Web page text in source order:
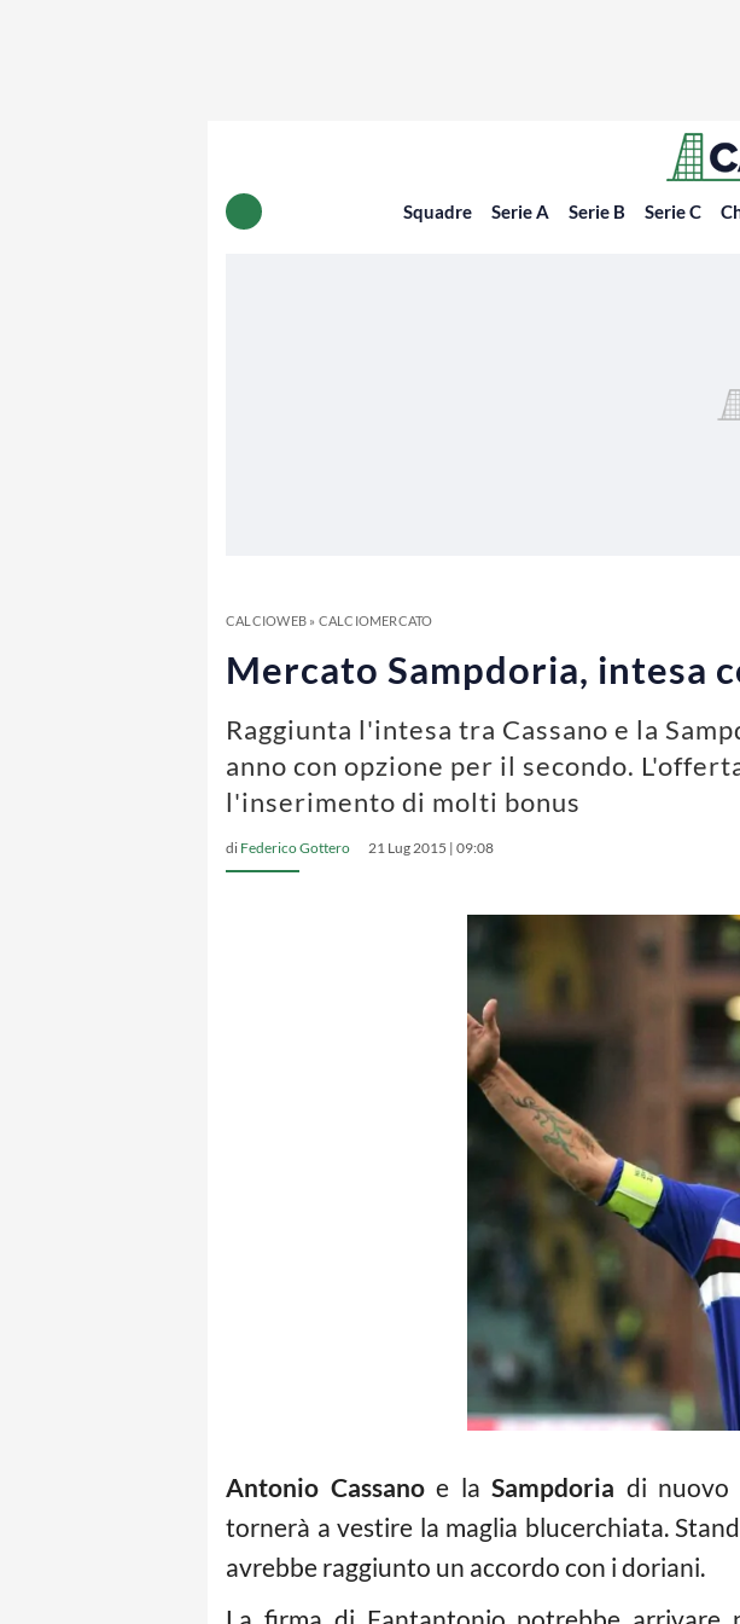
Squadre Serie A Serie B Serie C
CALCIOWEB» CALCIOMERCATO
Mercato Sampdoria, intesa
Raggiunta l'intesa tra Cassano e la
anno con opzione per il secondo.
l'inserimento di molti bonus
di Federico Gottero 21 Lug 2015 | 09:08
Antonio Cassanoe laSampdoria di nuovo
tornerà a vestire la maglia blucerchiata.
avrebbe raggiunto un accordo con i doriani.